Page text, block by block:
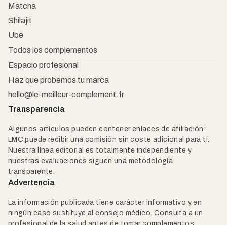
Matcha
Shilajit
Ube
Todos los complementos
Espacio profesional
Haz que probemos tu marca
hello@le-meilleur-complement.fr
Transparencia
Algunos artículos pueden contener enlaces de afiliación:
LMC puede recibir una comisión sin coste adicional para ti.
Nuestra línea editorial es totalmente independiente y
nuestras evaluaciones siguen una metodología
transparente.
Advertencia
La información publicada tiene carácter informativo y en
ningún caso sustituye al consejo médico. Consulta a un